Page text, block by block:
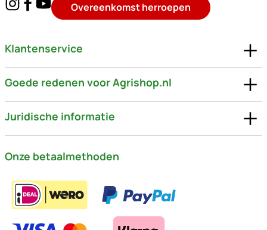
Overeenkomst herroepen
Klantenservice
Goede redenen voor Agrishop.nl
Juridische informatie
Onze betaalmethoden